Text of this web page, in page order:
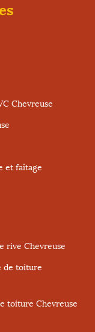
Chevreuse
et faîtage
rive Chevreuse
de toiture
toiture Chevreuse